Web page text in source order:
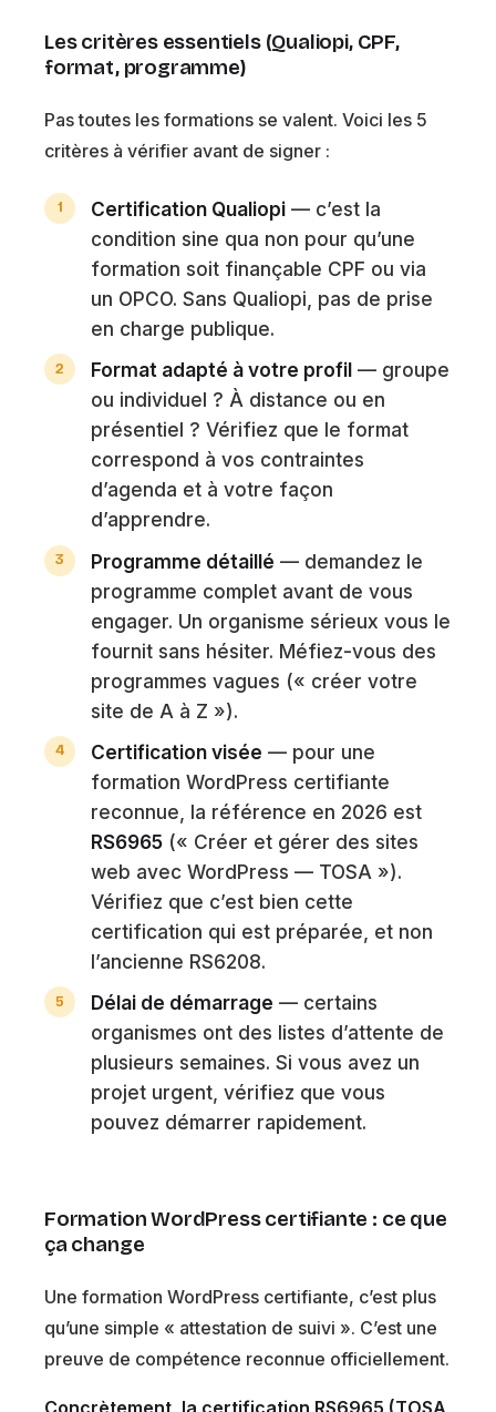
Les critères essentiels (Qualiopi, CPF,
format, programme)
Pas toutes les formations se valent. Voici les 5
critères à vérifier avant de signer :
Certification Qualiopi — c’est la
condition sine qua non pour qu’une
formation soit finançable CPF ou via
un OPCO. Sans Qualiopi, pas de prise
en charge publique.
Format adapté à votre profil — groupe
ou individuel ? À distance ou en
présentiel ? Vérifiez que le format
correspond à vos contraintes
d’agenda et à votre façon
d’apprendre.
Programme détaillé — demandez le
programme complet avant de vous
engager. Un organisme sérieux vous le
fournit sans hésiter. Méfiez-vous des
programmes vagues (« créer votre
site de A à Z »).
Certification visée — pour une
formation WordPress certifiante
reconnue, la référence en 2026 est
RS6965 (« Créer et gérer des sites
web avec WordPress — TOSA »).
Vérifiez que c’est bien cette
certification qui est préparée, et non
l’ancienne RS6208.
Délai de démarrage — certains
organismes ont des listes d’attente de
plusieurs semaines. Si vous avez un
projet urgent, vérifiez que vous
pouvez démarrer rapidement.
Formation WordPress certifiante : ce que
ça change
Une formation WordPress certifiante, c’est plus
qu’une simple « attestation de suivi ». C’est une
preuve de compétence reconnue officiellement.